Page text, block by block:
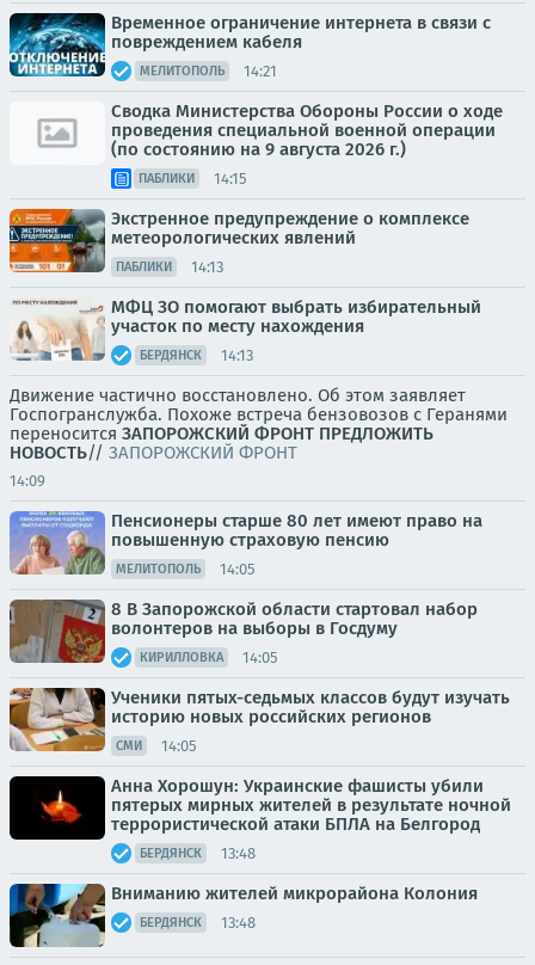
Временное ограничение интернета в связи с
повреждением кабеля
МЕЛИТОПОЛЬ 14:21
Сводка Министерства Обороны России о ходе
проведения специальной военной операции
(по состоянию на 9 августа 2026 г.)
ПАБЛИКИ 14:15
Экстренное предупреждение о комплексе
метеорологических явлений
ПАБЛИКИ 14:13
МФЦ ЗО помогают выбрать избирательный
участок по месту нахождения
БЕРДЯНСК 14:13
Движение частично восстановлено. Об этом заявляет
Госпогранслужба. Похоже встреча бензовозов с Геранями
переносится ЗАПОРОЖСКИЙ ФРОНТ ПРЕДЛОЖИТЬ
НОВОСТЬ// ЗАПОРОЖСКИЙ ФРОНТ
14:09
Пенсионеры старше 80 лет имеют право на
повышенную страховую пенсию
МЕЛИТОПОЛЬ 14:05
8 В Запорожской области стартовал набор
волонтеров на выборы в Госдуму
КИРИЛЛОВКА 14:05
Ученики пятых-седьмых классов будут изучать
историю новых российских регионов
СМИ 14:05
Анна Хорошун: Украинские фашисты убили
пятерых мирных жителей в результате ночной
террористической атаки БПЛА на Белгород
БЕРДЯНСК 13:48
Вниманию жителей микрорайона Колония
БЕРДЯНСК 13:48